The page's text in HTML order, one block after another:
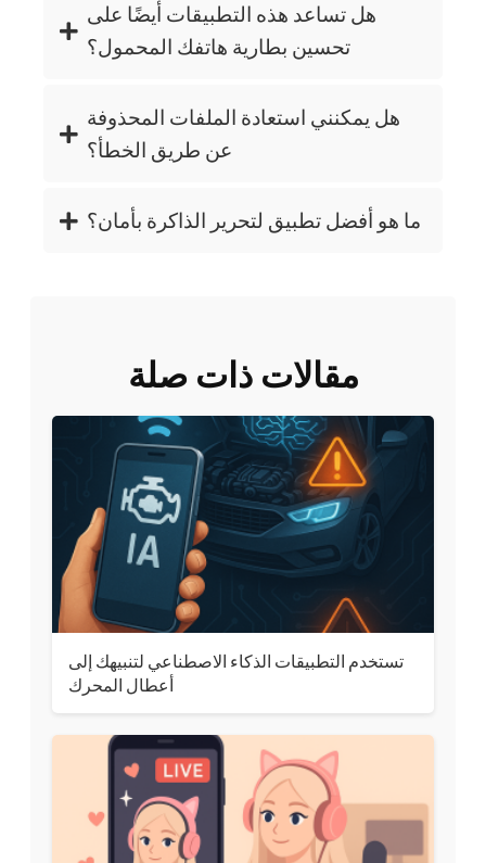
هل تساعد هذه التطبيقات أيضًا على
تحسين بطارية هاتفك المحمول؟
هل يمكنني استعادة الملفات المحذوفة
عن طريق الخطأ؟
ما هو أفضل تطبيق لتحرير الذاكرة بأمان؟
مقالات ذات صلة
تستخدم التطبيقات الذكاء الاصطناعي لتنبيهك إلى
أعطال المحرك